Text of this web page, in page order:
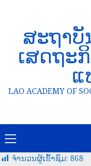
ສະຖາ
ເສດຖະ
ແ
LAO ACADEMY OF
ຈໍານວນຜູ້ເຂົ້າຊົມ: 868